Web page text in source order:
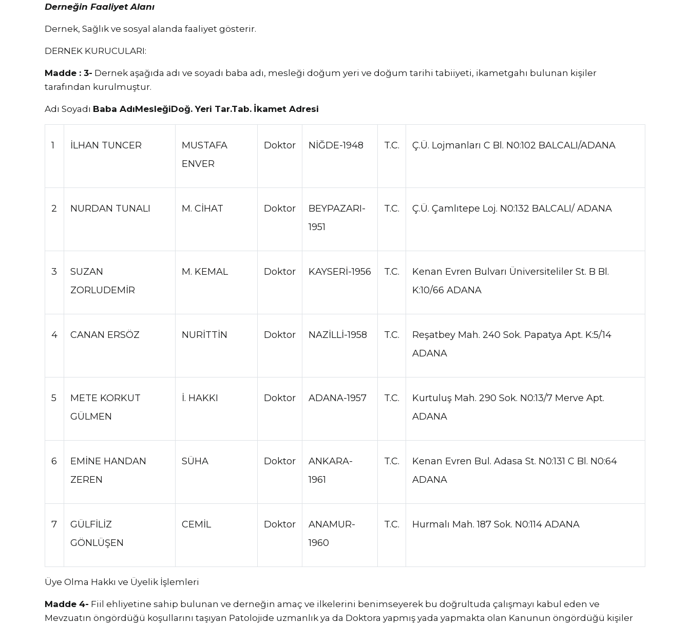
Derneğin Faaliyet Alanı
Dernek, Sağlık ve sosyal alanda faaliyet gösterir.
DERNEK KURUCULARI:
Madde : 3- Dernek aşağıda adı ve soyadı baba adı, mesleği doğum yeri ve doğum tarihi tabiiyeti, ikametgahı bulunan kişiler
tarafından kurulmuştur.
Adı Soyadı Baba AdıMesleğiDoğ. Yeri Tar.Tab. İkamet Adresi
1 İLHAN TUNCER
MUSTAFA
ENVER
Doktor NİĞDE-1948 T.C. Ç.Ü. Lojmanları C Bl. N0:102 BALCALI/ADANA
2 NURDAN TUNALI M. CİHAT Doktor
BEYPAZARI-
1951
T.C. Ç.Ü. Çamlıtepe Loj. N0:132 BALCALI/ ADANA
3
SUZAN
ZORLUDEMİR
M. KEMAL Doktor KAYSERİ-1956 T.C.
Kenan Evren Bulvarı Üniversiteliler St. B Bl.
K:10/66 ADANA
4 CANAN ERSÖZ NURİTTİN Doktor NAZİLLİ-1958 T.C.
Reşatbey Mah. 240 Sok. Papatya Apt. K:5/14
ADANA
5
METE KORKUT
GÜLMEN
İ. HAKKI Doktor ADANA-1957 T.C.
Kurtuluş Mah. 290 Sok. N0:13/7 Merve Apt.
ADANA
6
EMİNE HANDAN
ZEREN
SÜHA Doktor
ANKARA-
1961
T.C.
Kenan Evren Bul. Adasa St. N0:131 C Bl. N0:64
ADANA
7
GÜLFİLİZ
GÖNLÜŞEN
CEMİL Doktor
ANAMUR-
1960
T.C. Hurmalı Mah. 187 Sok. N0:114 ADANA
Üye Olma Hakkı ve Üyelik İşlemleri
Madde 4- Fiil ehliyetine sahip bulunan ve derneğin amaç ve ilkelerini benimseyerek bu doğrultuda çalışmayı kabul eden ve
Mevzuatın öngördüğü koşullarını taşıyan Patolojide uzmanlık ya da Doktora yapmış yada yapmakta olan Kanunun öngördüğü kişiler